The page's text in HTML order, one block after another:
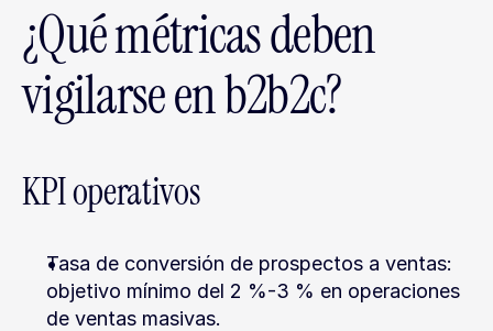
¿Qué métricas deben
vigilarse en b2b2c?
KPI operativos
Tasa de conversión de prospectos a ventas:
objetivo mínimo del 2 %-3 % en operaciones
de ventas masivas.